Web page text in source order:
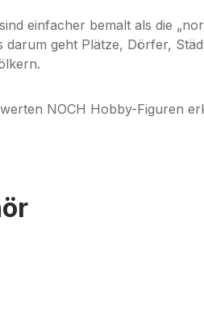
einfacher bemalt als die
darum geht Plätze, Dörfer,
NOCH Hobby-Figuren